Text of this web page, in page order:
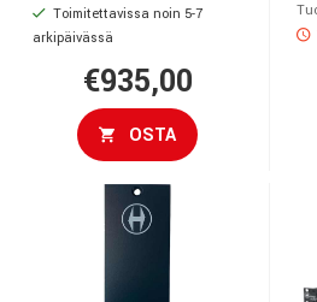
Toimitettavissa noin 5-7
arkipäivässä
€935,00
OSTA